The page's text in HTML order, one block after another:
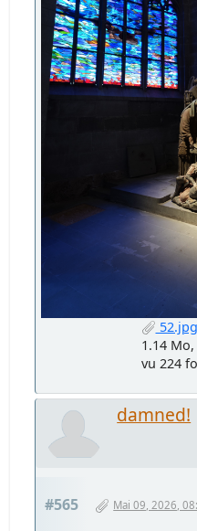
52.jpg
1.14
vu 224
damned!
#565 Mai 09, 2026,